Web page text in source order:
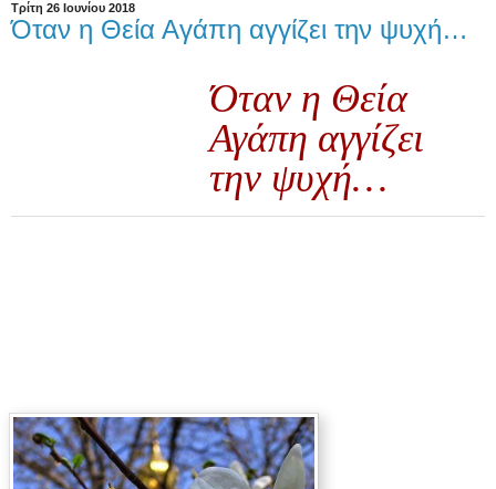
Τρίτη 26 Ιουνίου 2018
Όταν η Θεία Αγάπη αγγίζει την ψυχή…
Όταν η Θεία
Αγάπη αγγίζει
την ψυχή…